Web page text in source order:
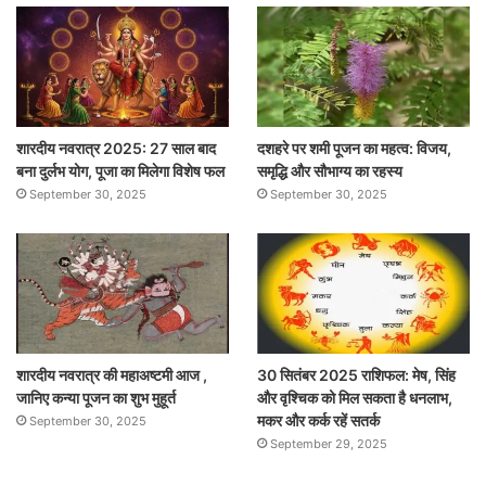
शारदीय नवरात्र 2025: 27 साल बाद
बना दुर्लभ योग, पूजा का मिलेगा विशेष फल
September 30, 2025
दशहरे पर शमी पूजन का महत्व: विजय,
समृद्धि और सौभाग्य का रहस्य
September 30, 2025
शारदीय नवरात्र की महाअष्टमी आज ,
जानिए कन्या पूजन का शुभ मुहूर्त
September 30, 2025
30 सितंबर 2025 राशिफल: मेष, सिंह
और वृश्चिक को मिल सकता है धनलाभ,
मकर और कर्क रहें सतर्क
September 29, 2025